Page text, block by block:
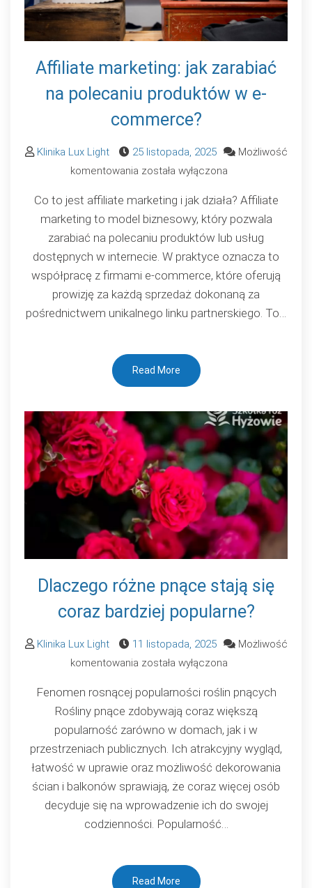
Affiliate marketing: jak zarabiać
na polecaniu produktów w e-
commerce?
Klinika Lux Light 25 listopada, 2025
Możliwość
komentowania Affiliate
jak
zarabiać
na
polecaniu
produktów
w
e-
została wyłączona
Co to jest affiliate marketing i jak działa? Affiliate
marketing to model biznesowy, który pozwala
zarabiać na polecaniu produktów lub usług
dostępnych w internecie. W praktyce oznacza to
współpracę z firmami e-commerce, które oferują
prowizję za każdą sprzedaż dokonaną za
pośrednictwem unikalnego linku partnerskiego. To…
Read More
Dlaczego różne pnące stają się
coraz bardziej popularne?
Klinika Lux Light 11 listopada, 2025
Możliwość
komentowania Dlaczego
pnące
stają
się
coraz
bardziej
popularne?
została wyłączona
Fenomen rosnącej popularności roślin pnących
Rośliny pnące zdobywają coraz większą
popularność zarówno w domach, jak i w
przestrzeniach publicznych. Ich atrakcyjny wygląd,
łatwość w uprawie oraz możliwość dekorowania
ścian i balkonów sprawiają, że coraz więcej osób
decyduje się na wprowadzenie ich do swojej
codzienności. Popularność…
Read More